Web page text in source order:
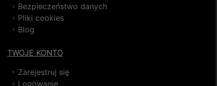
Bezpieczeństwo danych
Pliki cookies
Blog
TWOJE KONTO
Zarejestruj się
Logowanie